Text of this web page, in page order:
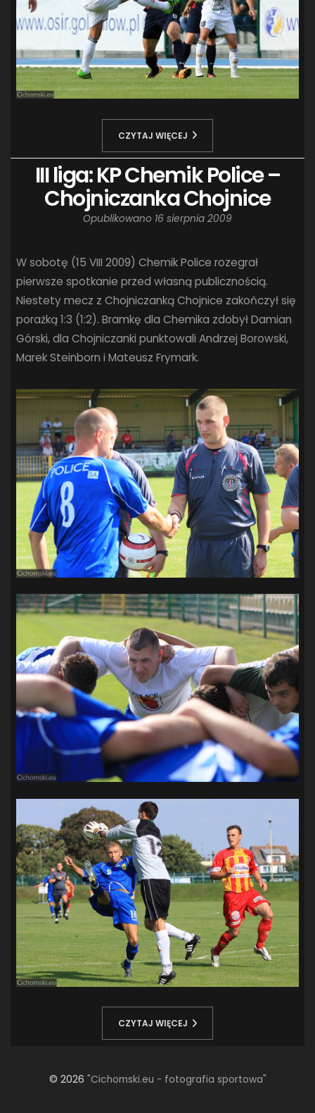
CZYTAJ WIĘCEJ
III liga: KP Chemik Police –
Chojniczanka Chojnice
Opublikowano 16 sierpnia 2009
W sobotę (15 VIII 2009) Chemik Police rozegrał
pierwsze spotkanie przed własną publicznością.
Niestety mecz z Chojniczanką Chojnice zakończył się
porażką 1:3 (1:2). Bramkę dla Chemika zdobył Damian
Górski, dla Chojniczanki punktowali Andrzej Borowski,
Marek Steinborn i Mateusz Frymark.
CZYTAJ WIĘCEJ
© 2026 "Cichomski.eu - fotografia sportowa"